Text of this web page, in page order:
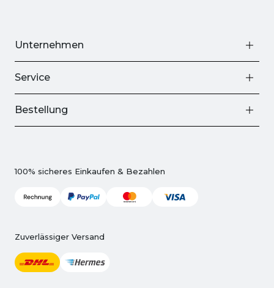
Unternehmen
Service
Bestellung
100% sicheres Einkaufen & Bezahlen
Zuverlässiger Versand